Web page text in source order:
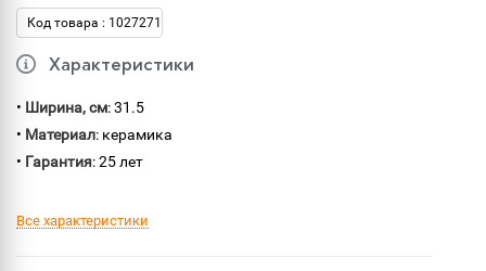
Код товара : 1027271
Характеристики
• Ширина, см: 31.5
• Материал: керамика
• Гарантия: 25 лет
Все характеристики